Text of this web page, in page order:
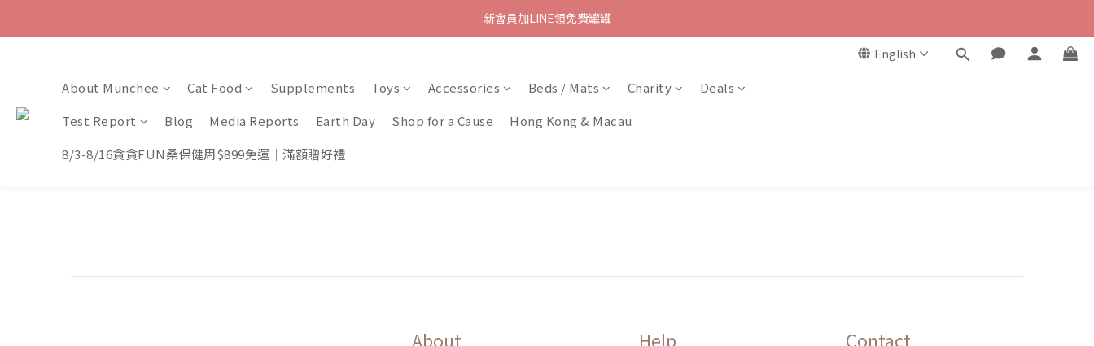
新會員加LINE領免費罐罐
English
About Munchee Cat Food Supplements Toys Accessories Beds / Mats Charity
Deals
Test Report
Blog Media Reports Earth Day Shop for a Cause
Hong Kong & Macau
8/3-8/16貪貪FUN桑保健周$899免運｜滿額贈好禮
About Help Contact